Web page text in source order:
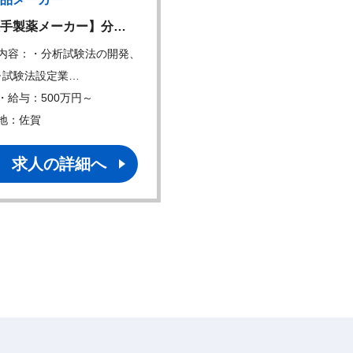
手製薬メーカー】分…
容：・分析試験法の開発、
試験法設定業…
給与：500万円～
：佐賀
求人の詳細へ